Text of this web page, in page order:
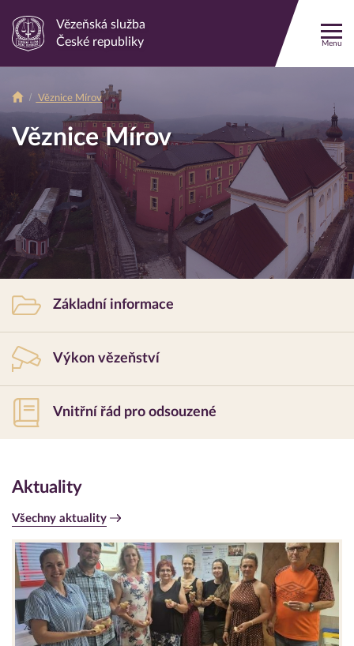
Odkaz
stránku
Vězeňská služba
České republiky
Menu
Věznice
Drobečková
navigace
Věznice Mírov
Věznice Mírov
navigaceZákladní informace
Výkon vězeňství
Vnitřní řád pro odsouzené
Aktuality
Všechny aktuality